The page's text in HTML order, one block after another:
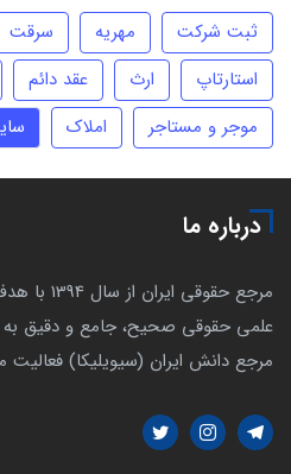
ثبت شرکت مهریه سرقت
استارتاپ
ارث عقد دائم
موجر و مستاجر
املاک
درباره ما
مرجع
علمی حقوقی صحیح، جامع و دقیق به
مرجع دانش ایران (سیویلیکا) فعالیت